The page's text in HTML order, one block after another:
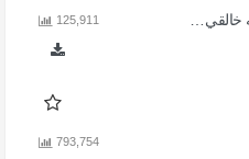
125,911
793,754